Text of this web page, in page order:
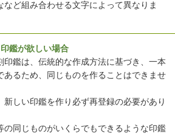
など組み合わせる文字によって異なりま
鑑が欲しい場合
印鑑は、伝統的な作成方法に基づき、一本
あるため、同じものを作ることはできませ
新しい印鑑を作り必ず再登録の必要があり
の同じものがいくらでもできるような印鑑